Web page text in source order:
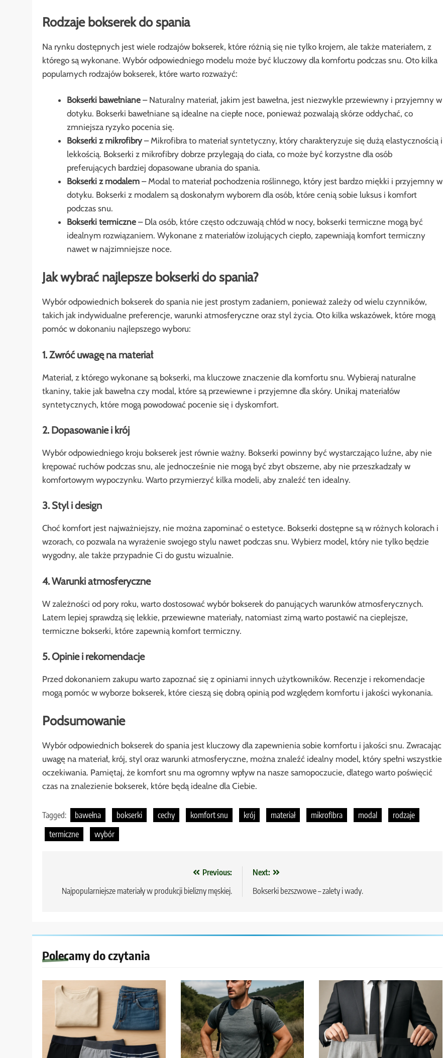
Rodzaje bokserek do spania
Na rynku dostępnych jest wiele rodzajów bokserek, które różnią się nie tylko krojem, ale także materiałem, z
którego są wykonane. Wybór odpowiedniego modelu może być kluczowy dla komfortu podczas snu. Oto kilka
popularnych rodzajów bokserek, które warto rozważyć:
Bokserki bawełniane– Naturalny materiał, jakim jest bawełna, jest niezwykle przewiewny i przyjemny w
dotyku. Bokserki bawełniane są idealne na ciepłe noce, ponieważ pozwalają skórze oddychać, co
zmniejsza ryzyko pocenia się.
Bokserki z mikrofibry– Mikrofibra to materiał syntetyczny, który charakteryzuje się dużą elastycznością i
lekkością. Bokserki z mikrofibry dobrze przylegają do ciała, co może być korzystne dla osób
preferujących bardziej dopasowane ubrania do spania.
Bokserki z modalem– Modal to materiał pochodzenia roślinnego, który jest bardzo miękki i przyjemny w
dotyku. Bokserki z modalem są doskonałym wyborem dla osób, które cenią sobie luksus i komfort
podczas snu.
Bokserki termiczne– Dla osób, które często odczuwają chłód w nocy, bokserki termiczne mogą być
idealnym rozwiązaniem. Wykonane z materiałów izolujących ciepło, zapewniają komfort termiczny
nawet w najzimniejsze noce.
Jak wybrać najlepsze bokserki do spania?
Wybór odpowiednich bokserek do spania nie jest prostym zadaniem, ponieważ zależy od wielu czynników,
takich jak indywidualne preferencje, warunki atmosferyczne oraz styl życia. Oto kilka wskazówek, które mogą
pomóc w dokonaniu najlepszego wyboru:
1. Zwróć uwagę na materiał
Materiał, z którego wykonane są bokserki, ma kluczowe znaczenie dla komfortu snu. Wybieraj naturalne
tkaniny, takie jak bawełna czy modal, które są przewiewne i przyjemne dla skóry. Unikaj materiałów
syntetycznych, które mogą powodować pocenie się i dyskomfort.
2. Dopasowanie i krój
Wybór odpowiedniego kroju bokserek jest równie ważny. Bokserki powinny być wystarczająco luźne, aby nie
krępować ruchów podczas snu, ale jednocześnie nie mogą być zbyt obszerne, aby nie przeszkadzały w
komfortowym wypoczynku. Warto przymierzyć kilka modeli, aby znaleźć ten idealny.
3. Styl i design
Choć komfort jest najważniejszy, nie można zapominać o estetyce. Bokserki dostępne są w różnych kolorach i
wzorach, co pozwala na wyrażenie swojego stylu nawet podczas snu. Wybierz model, który nie tylko będzie
wygodny, ale także przypadnie Ci do gustu wizualnie.
4. Warunki atmosferyczne
W zależności od pory roku, warto dostosować wybór bokserek do panujących warunków atmosferycznych.
Latem lepiej sprawdzą się lekkie, przewiewne materiały, natomiast zimą warto postawić na cieplejsze,
termiczne bokserki, które zapewnią komfort termiczny.
5. Opinie i rekomendacje
Przed dokonaniem zakupu warto zapoznać się z opiniami innych użytkowników. Recenzje i rekomendacje
mogą pomóc w wyborze bokserek, które cieszą się dobrą opinią pod względem komfortu i jakości wykonania.
Podsumowanie
Wybór odpowiednich bokserek do spania jest kluczowy dla zapewnienia sobie komfortu i jakości snu. Zwracając
uwagę na materiał, krój, styl oraz warunki atmosferyczne, można znaleźć idealny model, który spełni wszystkie
oczekiwania. Pamiętaj, że komfort snu ma ogromny wpływ na nasze samopoczucie, dlatego warto poświęcić
czas na znalezienie bokserek, które będą idealne dla Ciebie.
Tagged: bawełna bokserki cechy komfort snu krój materiał mikrofibra modal
rodzaje
termiczne
wybór
wpisu
Previous:
Najpopularniejsze materiały w produkcji bielizny męskiej.
Next:
Bokserki bezszwowe – zalety i wady.
Polecamy do czytania